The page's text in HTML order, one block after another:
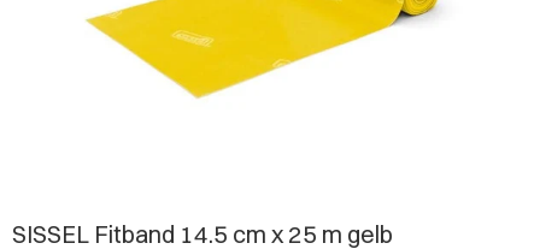
SISSEL Fitband 14.5 cm x 25 m gelb